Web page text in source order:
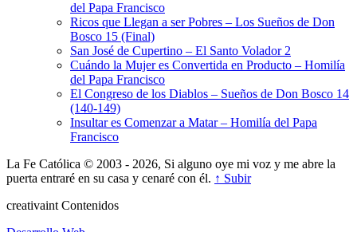
del Papa Francisco
Ricos que Llegan a ser Pobres – Los Sueños de Don
Bosco 15 (Final)
San José de Cupertino – El Santo Volador 2
Cuándo la Mujer es Convertida en Producto – Homilía
del Papa Francisco
El Congreso de los Diablos – Sueños de Don Bosco 14
(140-149)
Insultar es Comenzar a Matar – Homilía del Papa
Francisco
La Fe Católica © 2003 - 2026, Si alguno oye mi voz y me abre la
puerta entraré en su casa y cenaré con él. ↑ Subir
creativaint Contenidos